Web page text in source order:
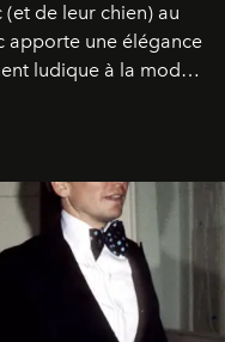
de leur chien) au
apporte une élégance
ludique à la mode